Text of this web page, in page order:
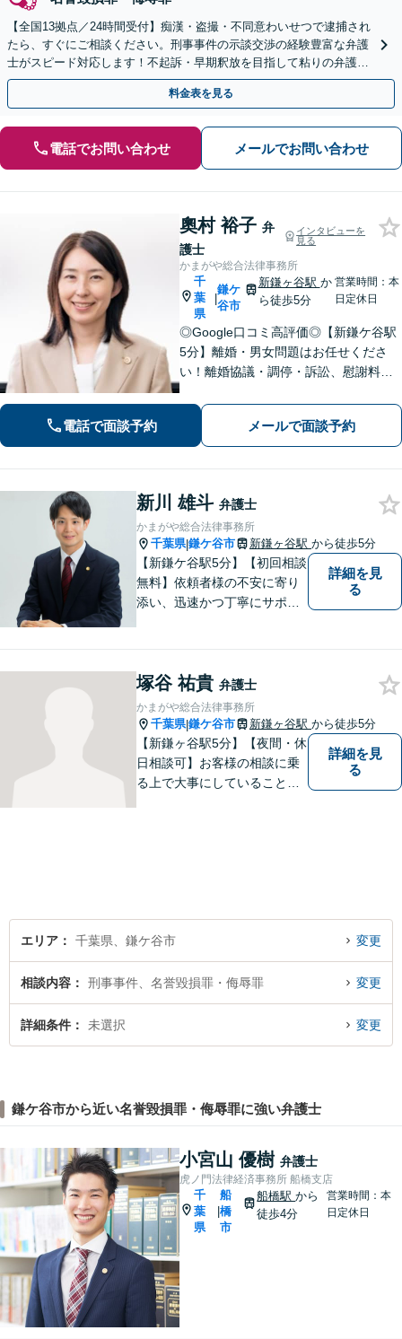
【全国13拠点／24時間受付】痴漢・盗撮・不同意わいせつで逮捕され
たら、すぐにご相談ください。刑事事件の示談交渉の経験豊富な弁護
士がスピード対応します！不起訴・早期釈放を目指して粘りの弁護活
動を行います。
料金表を見る
電話でお問い合わせ メールでお問い合わせ
奧村 裕子 弁
護士
インタビューを
見る
かまがや総合法律事務所
千
葉
県
|
鎌ケ
谷市
新鎌ヶ谷駅 か
ら徒歩5分
営業時間：本
日定休日
◎Google口コミ高評価◎【新鎌ケ谷駅
5分】離婚・男女問題はお任せくださ
い！離婚協議・調停・訴訟、慰謝料、
向けた新たな一歩を、弁護士が丁寧に
サポートします。お気軽にご相談くだ
さい【オンライン面談可】
電話で面談予約 メールで面談予約
新川 雄斗 弁護士
かまがや総合法律事務所
千葉県|鎌ケ谷市 新鎌ヶ谷駅 から徒歩5分
【新鎌ケ谷駅5分】【初回相談
無料】依頼者様の不安に寄り
添い、迅速かつ丁寧にサポー
ます！お困りごとがございま
したら、どうぞお気軽にご相
談ください。
詳細を見
る
塚谷 祐貴 弁護士
かまがや総合法律事務所
千葉県|鎌ケ谷市 新鎌ヶ谷駅 から徒歩5分
【新鎌ヶ谷駅5分】【夜間・休
日相談可】お客様の相談に乗
る上で大事にしていることは
て参ります。
詳細を見
る
エリア 千葉県、鎌ケ谷市 変更
相談内容 刑事事件、名誉毀損罪・侮辱罪 変更
詳細条件 未選択 変更
鎌ケ谷市から近い名誉毀損罪・侮辱罪に強い弁護士
小宮山 優樹 弁護士
虎ノ門法律経済事務所 船橋支店
千
葉
県
船
橋
市
船橋駅から
徒歩4分
営業時間：本
日定休日